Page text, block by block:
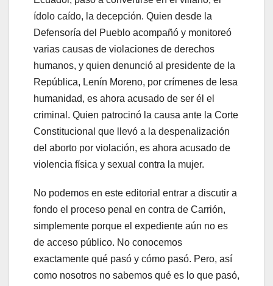
ídolo caído, la decepción. Quien desde la
Defensoría del Pueblo acompañó y monitoreó
varias causas de violaciones de derechos
humanos, y quien denunció al presidente de la
República, Lenín Moreno, por crímenes de lesa
humanidad, es ahora acusado de ser él el
criminal. Quien patrocinó la causa ante la Corte
Constitucional que llevó a la despenalización
del aborto por violación, es ahora acusado de
violencia física y sexual contra la mujer.
No podemos en este editorial entrar a discutir a
fondo el proceso penal en contra de Carrión,
simplemente porque el expediente aún no es
de acceso público. No conocemos
exactamente qué pasó y cómo pasó. Pero, así
como nosotros no sabemos qué es lo que pasó,